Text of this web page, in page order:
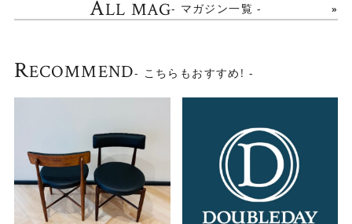
ALL MAG- マガジン一覧 -
RECOMMEND- こちらもおすすめ! -